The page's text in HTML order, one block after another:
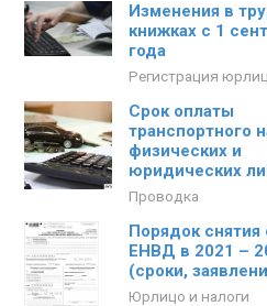
Изменения в
книжках с 1
года
Регистрация юрлиц
Срок оплаты
транспортного
физических и
юридических
Проводка
Порядок снятия
ЕНВД в 2021 –
(сроки,
Юрлицо и налоги